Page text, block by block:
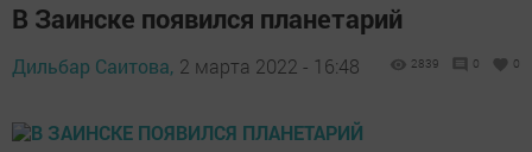
В Заинске появился планетарий
Дильбар Саитова, 2 марта 2022 - 16:48 2839 0 0